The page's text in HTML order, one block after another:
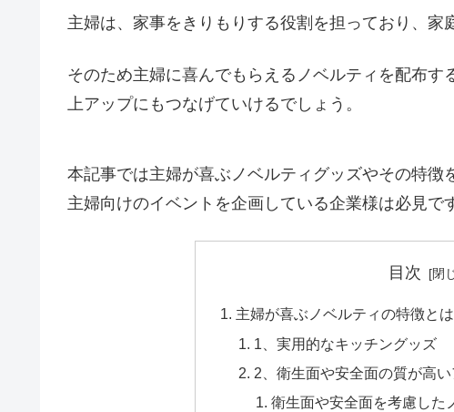
主婦は、家事をきりもりする役割を担っており、家
そのため主婦に喜んでもらえるノベルティを配布
上アップにもつなげていけるでしょう。
本記事では主婦が喜ぶノベルティグッズやその特徴
主婦向けのイベントを企画している企業様は必見で
目次
主婦が喜ぶノベルティの特徴とは
1、実用的なキッチングッズ
2、衛生面や安全面の質が高い
衛生面や安全面を考慮した